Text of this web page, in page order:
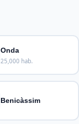
Onda
25,000 hab.
Benicàssim